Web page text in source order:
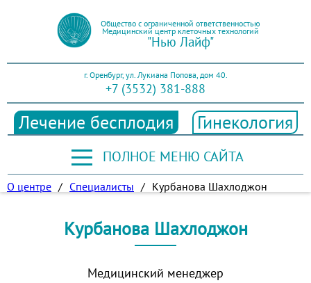
Общество с ограниченной ответственностью
Медицинский центр клеточных технологий
"Нью Лайф"
г. Оренбург, ул. Лукиана Попова, дом 40.
+7 (3532) 381-888
Лечение бесплодия Гинекология
ПОЛНОЕ МЕНЮ САЙТА
О центре / Специалисты / Курбанова Шахлоджон
Курбанова Шахлоджон
Медицинский менеджер